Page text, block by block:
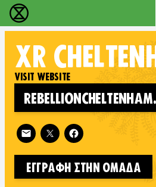
Extinction Rebellion - Home
XR
VISIT WEBSITE
Follow XR Cheltenham on
ΕΓΓΡΑΦΉ ΣΤΗΝ ΟΜΆΔΑ